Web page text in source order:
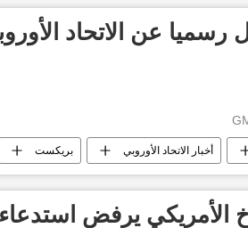
رسميا عن الاتحاد
أخبار الاتحاد الأوروبي بريكست
الأمريكي يرفض